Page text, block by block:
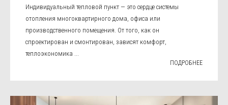
Индивидуальный тепловой пункт — это сердце системы
отопления многоквартирного дома, офиса или
производственного помещения. От того, как он
спроектирован и смонтирован, зависят комфорт,
теплоэкономика ...
ПОДРОБНЕЕ